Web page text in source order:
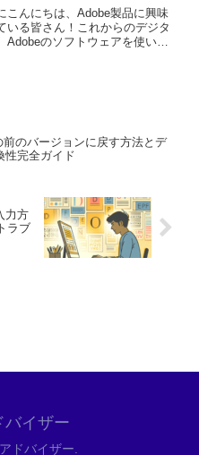
網羅
こんにちは、Adobe製品に興味
いる皆さん！これからのデジタ
Adobeのソフトウェアを使いこ
前のバージョンに戻す方法とデ
性完全ガイド
力方
ラブ
バイザー
ドバイザー.